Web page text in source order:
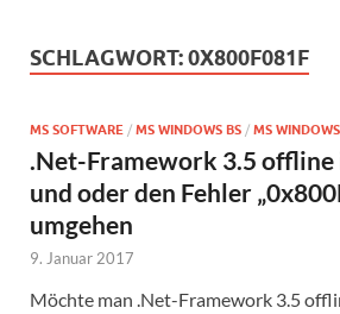
SCHLAGWORT:0X800F081F
MS SOFTWARE / MS WINDOWS BS / MS
.Net-Framework 3.5
und oder den Fehler
umgehen
9. Januar 2017
Möchte man .Net-Framework 3.5